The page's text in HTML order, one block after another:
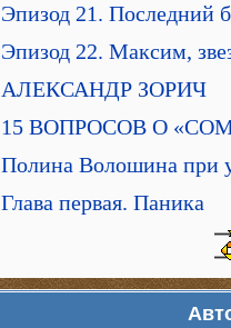
Эпизод 21. Последний
Эпизод 22. Максим,
АЛЕКСАНДР ЗОРИЧ
15 ВОПРОСОВ О
Полина Волошина при
Глава первая. Паника